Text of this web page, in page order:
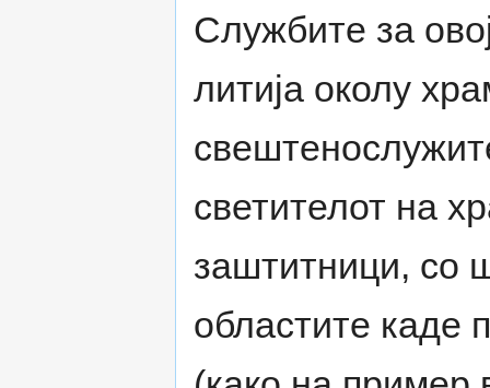
Службите за
литија околу
светителот на
заштитници, со
областите каде